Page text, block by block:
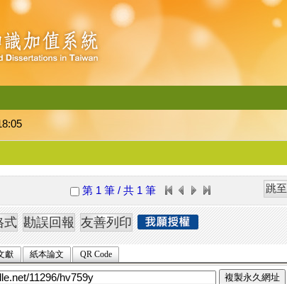
第 1 筆 / 共 1 筆
獻 紙本論文 QR Code
複製永久網址